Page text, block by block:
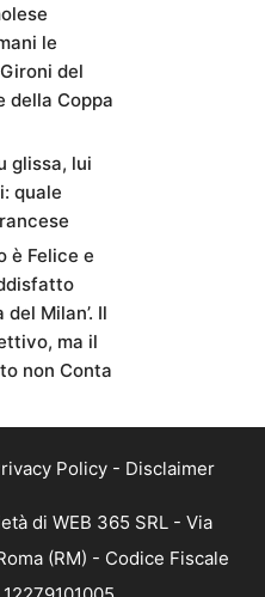
le
del
della Coppa
glissa, lui
quale
è Felice e
Milan’. Il
ma il
non Conta
Policy - Disclaimer
di WEB 365 SRL - Via
(RM) - Codice Fiscale